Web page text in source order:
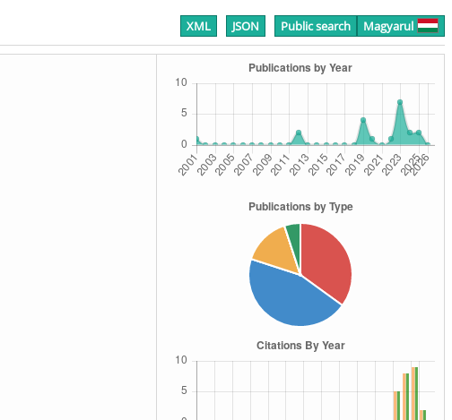
XML JSON Public search Magyarul